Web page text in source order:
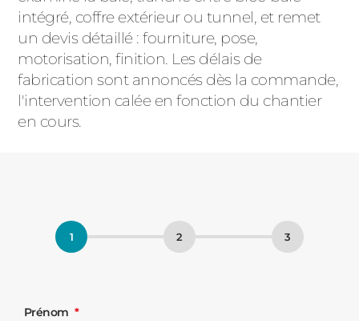
intégré, coffre extérieur ou tunnel, et remet
un devis détaillé : fourniture, pose,
motorisation, finition. Les délais de
fabrication sont annoncés dès la commande,
l'intervention calée en fonction du chantier
en cours.
Prénom